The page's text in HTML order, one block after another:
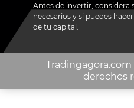
Antes de invertir, considera
necesarios y si puedes
de tu capital.
Tradingagora.com
derechos